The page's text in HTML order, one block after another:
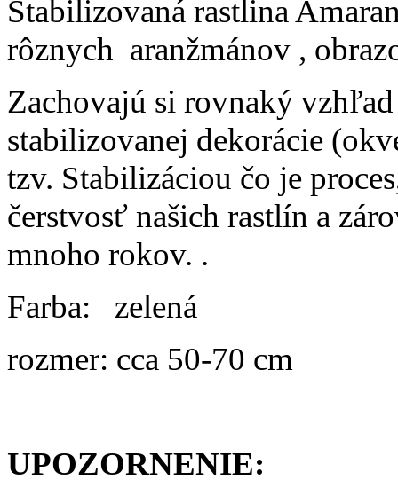
Stabilizovaná rastlina
rôznych aranžmánov ,
Zachovajú si rovnaký
stabilizovanej dekorácie
tzv. Stabilizáciou čo je
čerstvosť našich rastlín a
mnoho rokov. .
Farba: zelená
rozmer: cca 50-70 cm
UPOZORNENIE: